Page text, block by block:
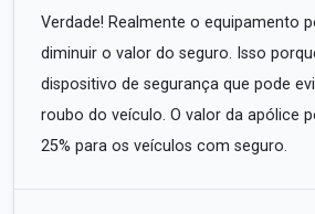
Verdade! Realmente o equipamento
diminuir o valor do seguro. Isso
dispositivo de segurança que pode
roubo do veículo. O valor da apólice
25% para os veículos com seguro.